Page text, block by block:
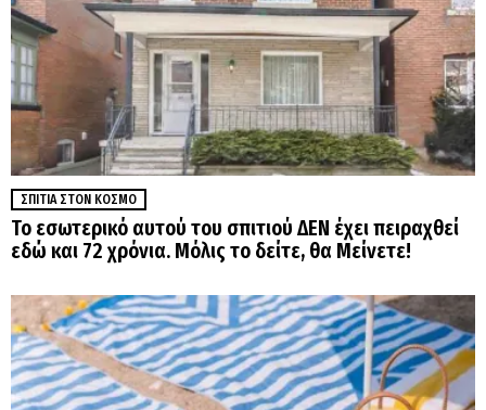
ΣΠΊΤΙΑ ΣΤΟΝ ΚΌΣΜΟ
Το εσωτερικό αυτού του σπιτιού ΔΕΝ έχει πειραχθεί
εδώ και 72 χρόνια. Μόλις το δείτε, θα Μείνετε!